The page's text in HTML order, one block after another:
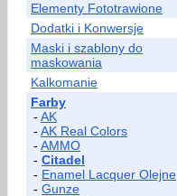
Elementy Fototrawione
Dodatki i Konwersje
Maski i szablony do
maskowania
Kalkomanie
Farby
- AK
- AK Real Colors
- AMMO
- Citadel
- Enamel Lacquer Olejne
- Gunze